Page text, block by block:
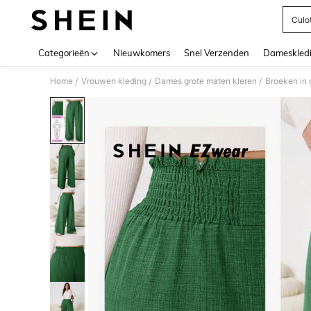
Categorieën Nieuwkomers Snel Verzenden
Home / Vrouwen kleding / Dames grote maten kleren / Broeken in